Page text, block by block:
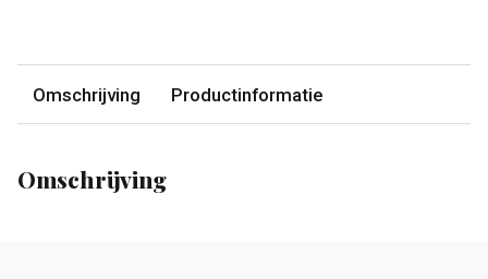
Omschrijving Productinformatie
Omschrijving